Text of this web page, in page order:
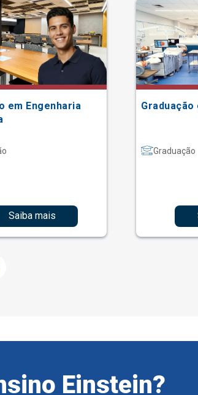
em Engenharia
Saiba mais
Graduação
Einstein?